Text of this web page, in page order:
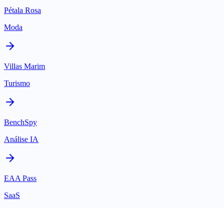
Pétala Rosa
Moda
Villas Marim
Turismo
BenchSpy
Análise IA
EAA Pass
SaaS